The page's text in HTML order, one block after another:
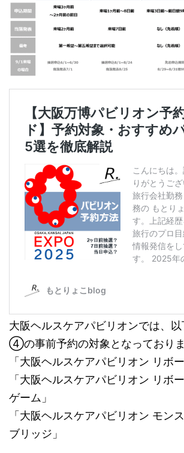
大阪ヘルスケアパビリオンでは、
④の事前予約の対象となっておりま
「大阪ヘルスケアパビリオン リボー
「大阪ヘルスケアパビリオン リボ
ゲーム」
「大阪ヘルスケアパビリオン モン
ブリッジ」